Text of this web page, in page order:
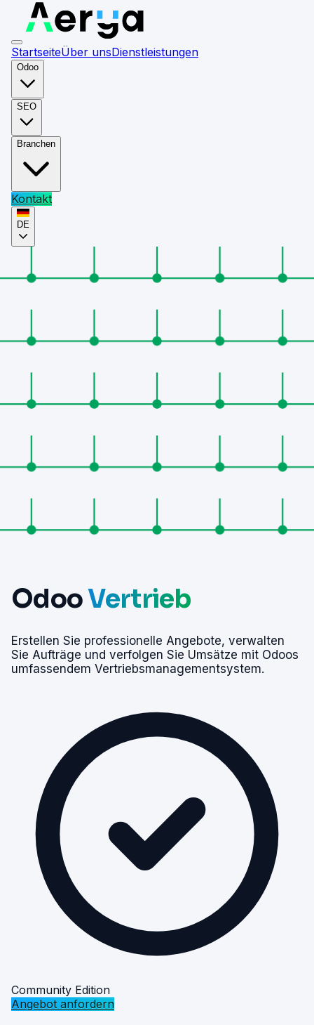
StartseiteÜber unsDienstleistungen
Odoo
SEO
Branchen
Kontakt
DE
OdooVertrieb
Erstellen Sie professionelle Angebote, verwalten
Sie Aufträge und verfolgen Sie Umsätze mit Odoos
umfassendem Vertriebsmanagementsystem.
Community Edition
Angebot anfordern